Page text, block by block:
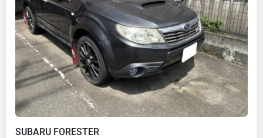
SUBARU FORESTER